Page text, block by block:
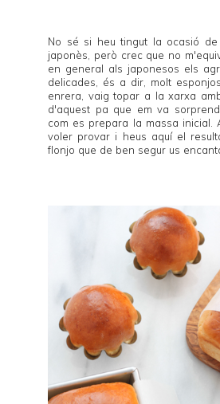
No sé si heu tingut la ocasió
japonès, però crec que no
en general als japonesos els
delicades, és a dir, molt
enrera, vaig topar a la xarxa
d'aquest pa que em va
com es prepara la massa inicial.
voler provar i heus aquí el
flonjo que de ben segur us